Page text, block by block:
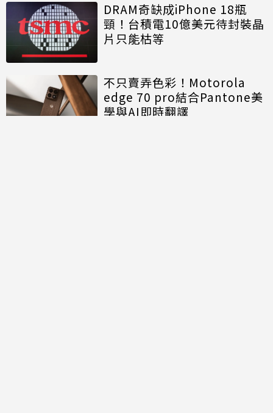
DRAM奇缺成iPhone 18瓶
頸！台積電10億美元待封裝晶
片只能枯等
不只賣弄色彩！Motorola
edge 70 pro結合Pantone美
學與AI即時翻譯